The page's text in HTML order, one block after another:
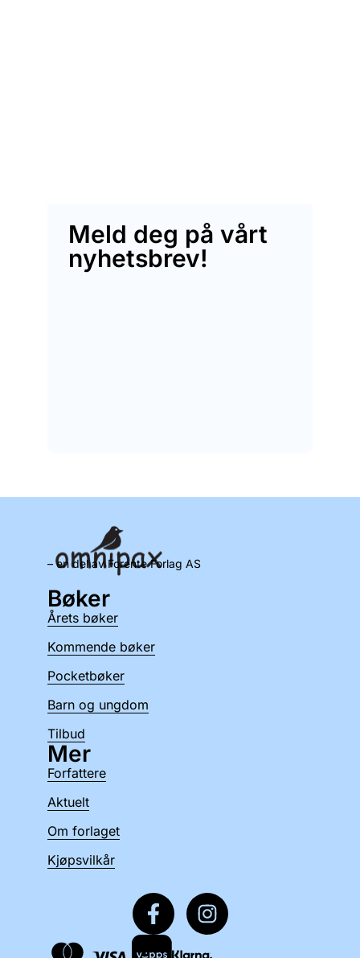
Meld deg på vårt
nyhetsbrev!
– en del av Forente Forlag AS
Bøker
Årets bøker
Kommende bøker
Pocketbøker
Barn og ungdom
Tilbud
Mer
Forfattere
Aktuelt
Om forlaget
Kjøpsvilkår